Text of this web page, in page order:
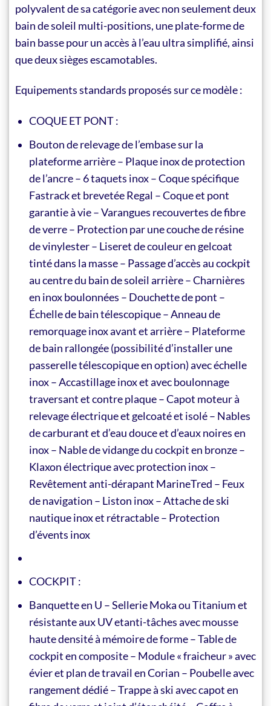
polyvalent de sa catégorie avec non seulement deux
bain de soleil multi-positions, une plate-forme de
bain basse pour un accès à l’eau ultra simplifié, ainsi
que deux sièges escamotables.
Equipements standards proposés sur ce modèle :
COQUE ET PONT :
Bouton de relevage de l’embase sur la
plateforme arrière – Plaque inox de protection
de l’ancre – 6 taquets inox – Coque spécifique
Fastrack et brevetée Regal – Coque et pont
garantie à vie – Varangues recouvertes de fibre
de verre – Protection par une couche de résine
de vinylester – Liseret de couleur en gelcoat
tinté dans la masse – Passage d’accès au cockpit
au centre du bain de soleil arrière – Charnières
en inox boulonnées – Douchette de pont –
Échelle de bain télescopique – Anneau de
remorquage inox avant et arrière – Plateforme
de bain rallongée (possibilité d’installer une
passerelle télescopique en option) avec échelle
inox – Accastillage inox et avec boulonnage
traversant et contre plaque – Capot moteur à
relevage électrique et gelcoaté et isolé – Nables
de carburant et d’eau douce et d’eaux noires en
inox – Nable de vidange du cockpit en bronze –
Klaxon électrique avec protection inox –
Revêtement anti-dérapant MarineTred – Feux
de navigation – Liston inox – Attache de ski
nautique inox et rétractable – Protection
d’évents inox
COCKPIT :
Banquette en U – Sellerie Moka ou Titanium et
résistante aux UV etanti-tâches avec mousse
haute densité à mémoire de forme – Table de
cockpit en composite – Module « fraicheur » avec
évier et plan de travail en Corian – Poubelle avec
rangement dédié – Trappe à ski avec capot en